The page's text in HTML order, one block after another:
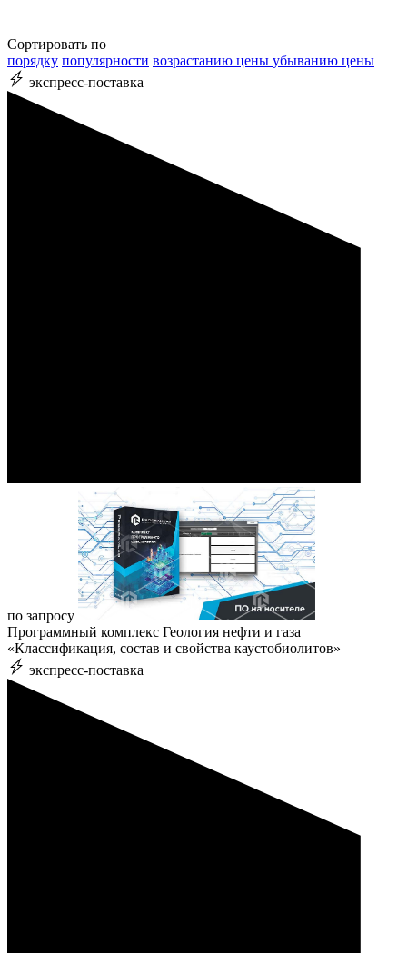
Сортировать по
порядку популярности возрастанию цены убыванию цены
экспресс-поставка
по запросу
Программный комплекс Геология нефти и газа
«Классификация, состав и свойства каустобиолитов»
экспресс-поставка